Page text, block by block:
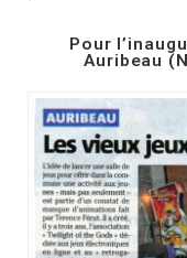
Pour
Auribeau